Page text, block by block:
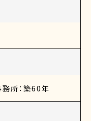
所：築60年